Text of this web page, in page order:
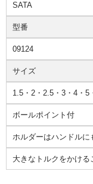
SATA
型番
09124
サイズ
1.5・2・2.5・3・4・5
ボールポイント付
ホルダーはハンドルに
大きなトルクをかける